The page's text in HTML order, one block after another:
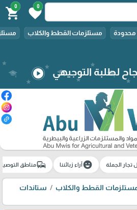
0
favorite
0
shopping_cart
محدودة مستلزمات القطط والكلاب
لطلبة التوجيهي play_circle
تجار الجملة emoji_emotionsآراء زبائننا commuteمناطق
القطط والكلاب
ستاندات